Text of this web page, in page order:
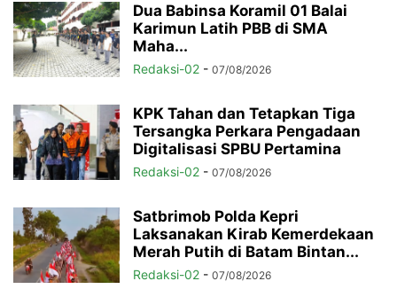
Dua Babinsa Koramil 01 Balai
Karimun Latih PBB di SMA
Maha...
Redaksi-02 - 07/08/2026
KPK Tahan dan Tetapkan Tiga
Tersangka Perkara Pengadaan
Digitalisasi SPBU Pertamina
Redaksi-02 - 07/08/2026
Satbrimob Polda Kepri
Laksanakan Kirab Kemerdekaan
Merah Putih di Batam Bintan...
Redaksi-02 - 07/08/2026